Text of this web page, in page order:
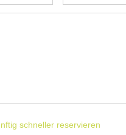
schneller reservieren